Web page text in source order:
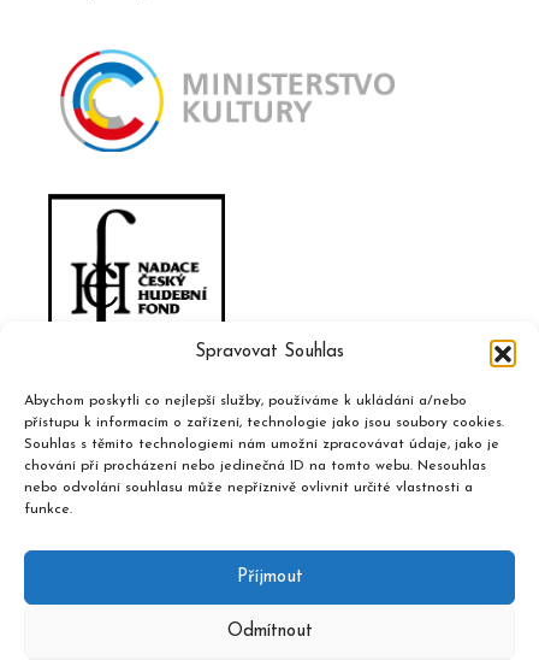
Spravovat Souhlas
Abychom poskytli co nejlepší služby, používáme k ukládání a/nebo
přístupu k informacím o zařízení, technologie jako jsou soubory cookies.
Souhlas s těmito technologiemi nám umožní zpracovávat údaje, jako je
chování při procházení nebo jedinečná ID na tomto webu. Nesouhlas
nebo odvolání souhlasu může nepříznivě ovlivnit určité vlastnosti a
funkce.
Příjmout
Odmítnout